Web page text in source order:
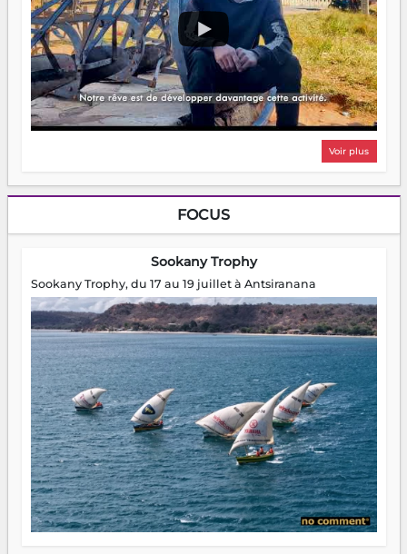
Voir plus
FOCUS
Sookany Trophy
Sookany Trophy, du 17 au 19 juillet à Antsiranana